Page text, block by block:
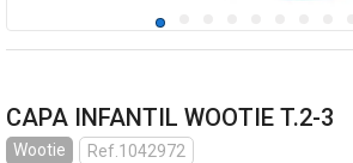
CAPA INFANTIL WOOTIE T.2-3
Wootie Ref.1042972